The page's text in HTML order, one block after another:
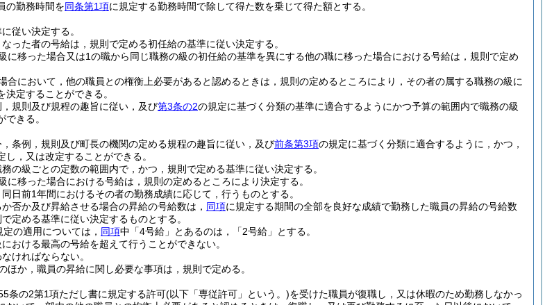
の勤務時間を同条第1項に規定する勤務時間で除して得た数を乗じて得た額とする。
従い決定する。
った者の号給は，規則で定める初任給の基準に従い決定する。
に移った場合又は1の職から同じ職務の級の初任給の基準を異にする他の職に移った場合における号給は，規則で定め
合において，他の職員との権衡上必要があると認めるときは，規則の定めるところにより，その者の属する職務の級に
定することができる。
規則及び規程の趣旨に従い，及び第3条の2の規定に基づく分類の基準に適合するようにかつ予算の範囲内で職務の級
きる。
条例，規則及び町長の機関の定める規程の趣旨に従い，及び前条第3項の規定に基づく分類に適合するように，かつ，
，又は改定することができる。
の級ごとの定数の範囲内で，かつ，規則で定める基準に従い決定する。
に移った場合における号給は，規則の定めるところにより決定する。
日前1年間におけるその者の勤務成績に応じて，行うものとする。
否か及び昇給させる場合の昇給の号給数は， 同項に規定する期間の全部を良好な成績で勤務した職員の昇給の号給数
定める基準に従い決定するものとする。
定の適用については， 同項中「4号給」とあるのは，「2号給」とする。
おける最高の号給を超えて行うことができない。
ければならない。
ほか，職員の昇給に関し必要な事項は，規則で定める。
条の2第1項ただし書に規定する許可(以下「専従許可」という。)を受けた職員が復職し，又は休暇のため勤務しなかっ